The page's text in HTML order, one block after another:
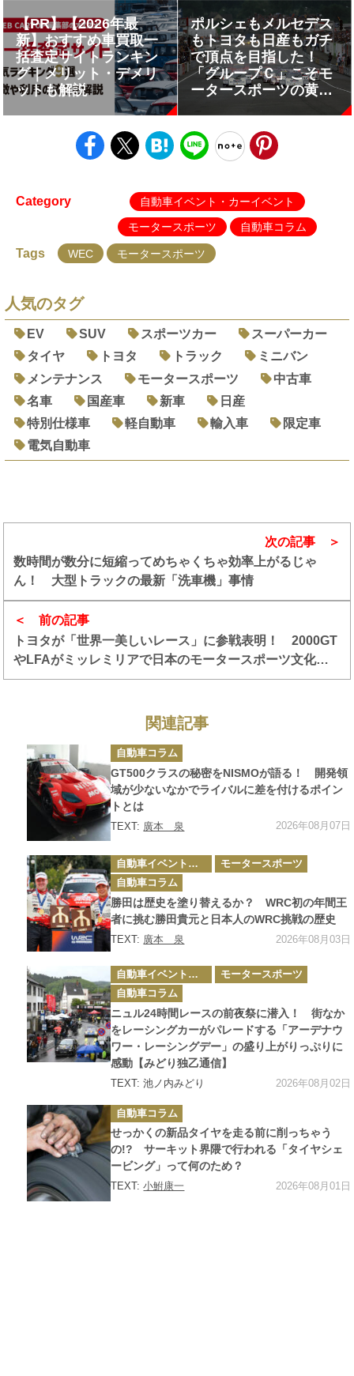
【PR】【2026年最
新】おすすめ車買取一
括査定サイトランキン
グ｜メリット・デメリ
ットも解説
ポルシェもメルセデス
もトヨタも日産もガチ
で頂点を目指した！
「グループＣ」こそモ
ータースポーツの黄金
Category
自動車イベント・カーイベント
モータースポーツ
自動車コラム
Tags WEC モータースポーツ
人気のタグ
EV SUV スポーツカー
スーパーカー
タイヤ
トヨタ トラック
ミニバン
メンテナンス
モータースポーツ
中古車
名車
国産車 新車
日産
特別仕様車
軽自動車 輸入車
限定車
電気自動車
前の記事
トヨタが「世界一美しいレース」に参戦表明！ 2000GT
やLFAがミッレミリアで日本のモータースポーツ文化を
発信
次の記事
数時間が数分に短縮ってめちゃくちゃ効率上がるじゃ
ん！ 大型トラックの最新「洗車機」事情
関連記事
カ
テ
ゴ
リ
ー
自動車コラム
GT500クラスの秘密をNISMOが語る！ 開発領
域が少ないなかでライバルに差を付けるポイン
トとは
TEXT: 廣本 泉 2026年08月07日
カ
テ
ゴ
リ
ー
自動車イベント・カーイベント
モータースポーツ
自動車コラム
勝田は歴史を塗り替えるか？ WRC初の年間王
者に挑む勝田貴元と日本人のWRC挑戦の歴史
TEXT: 廣本 泉 2026年08月03日
カ
テ
ゴ
リ
ー
自動車イベント・カーイベント
モータースポーツ
自動車コラム
ニュル24時間レースの前夜祭に潜入！ 街なか
をレーシングカーがパレードする「アーデナウ
ワー・レーシングデー」の盛り上がりっぷりに
感動【みどり独乙通信】
TEXT: 池ノ内みどり 2026年08月02日
カ
テ
ゴ
リ
ー
自動車コラム
せっかくの新品タイヤを走る前に削っちゃう
の!? サーキット界隈で行われる「タイヤシェ
ービング」って何のため？
TEXT:小鮒康一 2026年08月01日